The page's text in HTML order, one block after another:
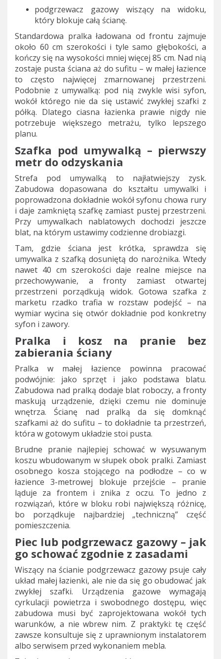
podgrzewacz gazowy wiszący na widoku,
który blokuje całą ścianę.
Standardowa pralka ładowana od frontu zajmuje
około 60 cm szerokości i tyle samo głębokości, a
kończy się na wysokości mniej więcej 85 cm. Nad nią
zostaje pusta ściana aż do sufitu – w małej łazience
to często najwięcej zmarnowanej przestrzeni.
Podobnie z umywalką: pod nią zwykle wisi syfon,
wokół którego nie da się ustawić zwykłej szafki z
półką. Dlatego ciasna łazienka prawie nigdy nie
potrzebuje większego metrażu, tylko lepszego
planu.
Szafka pod umywalką – pierwszy
metr do odzyskania
Strefa pod umywalką to najłatwiejszy zysk.
Zabudowa dopasowana do kształtu umywalki i
poprowadzona dokładnie wokół syfonu chowa rury
i daje zamkniętą szafkę zamiast pustej przestrzeni.
Przy umywalkach nablatowych dochodzi jeszcze
blat, na którym ustawimy codzienne drobiazgi.
Tam, gdzie ściana jest krótka, sprawdza się
umywalka z szafką dosuniętą do narożnika. Wtedy
nawet 40 cm szerokości daje realne miejsce na
przechowywanie, a fronty zamiast otwartej
przestrzeni porządkują widok. Gotowa szafka z
marketu rzadko trafia w rozstaw podejść – na
wymiar wycina się otwór dokładnie pod konkretny
syfon i zawory.
Pralka i kosz na pranie bez
zabierania ściany
Pralka w małej łazience powinna pracować
podwójnie: jako sprzęt i jako podstawa blatu.
Zabudowa nad pralką dodaje blat roboczy, a fronty
maskują urządzenie, dzięki czemu nie dominuje
wnętrza. Ścianę nad pralką da się domknąć
szafkami aż do sufitu – to dokładnie ta przestrzeń,
która w gotowym układzie stoi pusta.
Brudne pranie najlepiej schować w wysuwanym
koszu wbudowanym w słupek obok pralki. Zamiast
osobnego kosza stojącego na podłodze – co w
łazience 3-metrowej blokuje przejście – pranie
ląduje za frontem i znika z oczu. To jedno z
rozwiązań, które w bloku robi największą różnicę,
bo porządkuje najbardziej „techniczną” część
pomieszczenia.
Piec lub podgrzewacz gazowy – jak
go schować zgodnie z zasadami
Wiszący na ścianie podgrzewacz gazowy psuje cały
układ małej łazienki, ale nie da się go obudować jak
zwykłej szafki. Urządzenia gazowe wymagają
cyrkulacji powietrza i swobodnego dostępu, więc
zabudowa musi być zaprojektowana wokół tych
warunków, a nie wbrew nim. Z praktyki: tę część
zawsze konsultuje się z uprawnionym instalatorem
albo serwisem przed wykonaniem mebla.